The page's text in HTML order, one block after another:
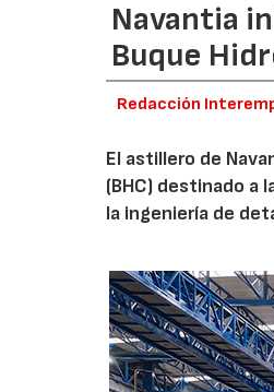
Navantia
Buque
Redacción
El astillero de
(BHC) destinado a
la ingeniería de